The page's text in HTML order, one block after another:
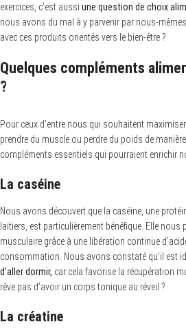
exercices, c’est aussi une question de choix
nous avons du mal à y parvenir par nous-
avec ces produits orientés vers le bien-être ?
Quelques compléments
?
Pour ceux d’entre nous qui souhaitent
prendre du muscle ou perdre du poids de
compléments essentiels qui pourraient enrichir
La caséine
Nous avons découvert que la caséine, une
laitiers, est particulièrement bénéfique. Elle
musculaire grâce à une libération continue
consommation. Nous avons constaté qu’il est
d’aller dormir, car cela favorise la récupération
rêve pas d’avoir un corps tonique au réveil ?
La créatine